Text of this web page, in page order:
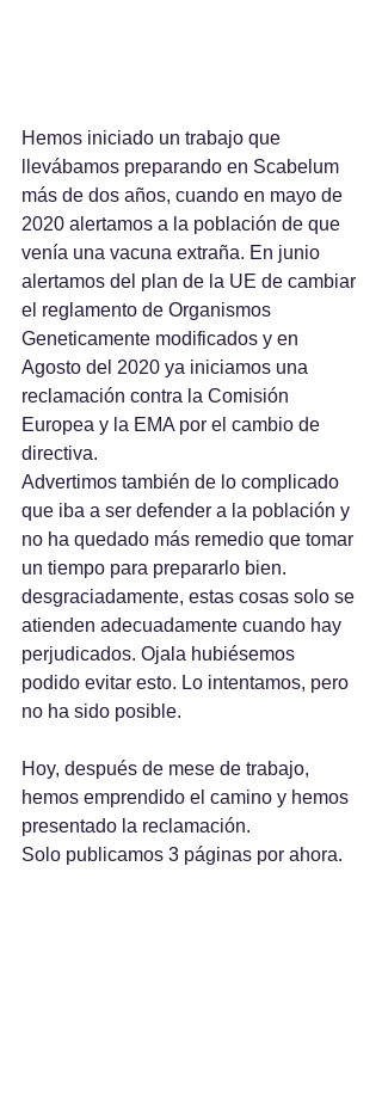
Hemos iniciado un trabajo que
llevábamos preparando en Scabelum
más de dos años, cuando en mayo de
2020 alertamos a la población de que
venía una vacuna extraña. En junio
alertamos del plan de la UE de cambiar
el reglamento de Organismos
Geneticamente modificados y en
Agosto del 2020 ya iniciamos una
reclamación contra la Comisión
Europea y la EMA por el cambio de
directiva.
Advertimos también de lo complicado
que iba a ser defender a la población y
no ha quedado más remedio que tomar
un tiempo para prepararlo bien.
desgraciadamente, estas cosas solo se
atienden adecuadamente cuando hay
perjudicados. Ojala hubiésemos
podido evitar esto. Lo intentamos, pero
no ha sido posible.
Hoy, después de mese de trabajo,
hemos emprendido el camino y hemos
presentado la reclamación.
Solo publicamos 3 páginas por ahora.